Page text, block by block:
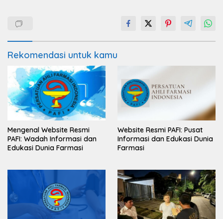
Rekomendasi untuk kamu
Mengenal Website Resmi
PAFI: Wadah Informasi dan
Edukasi Dunia Farmasi
Website Resmi PAFI: Pusat
Informasi dan Edukasi Dunia
Farmasi